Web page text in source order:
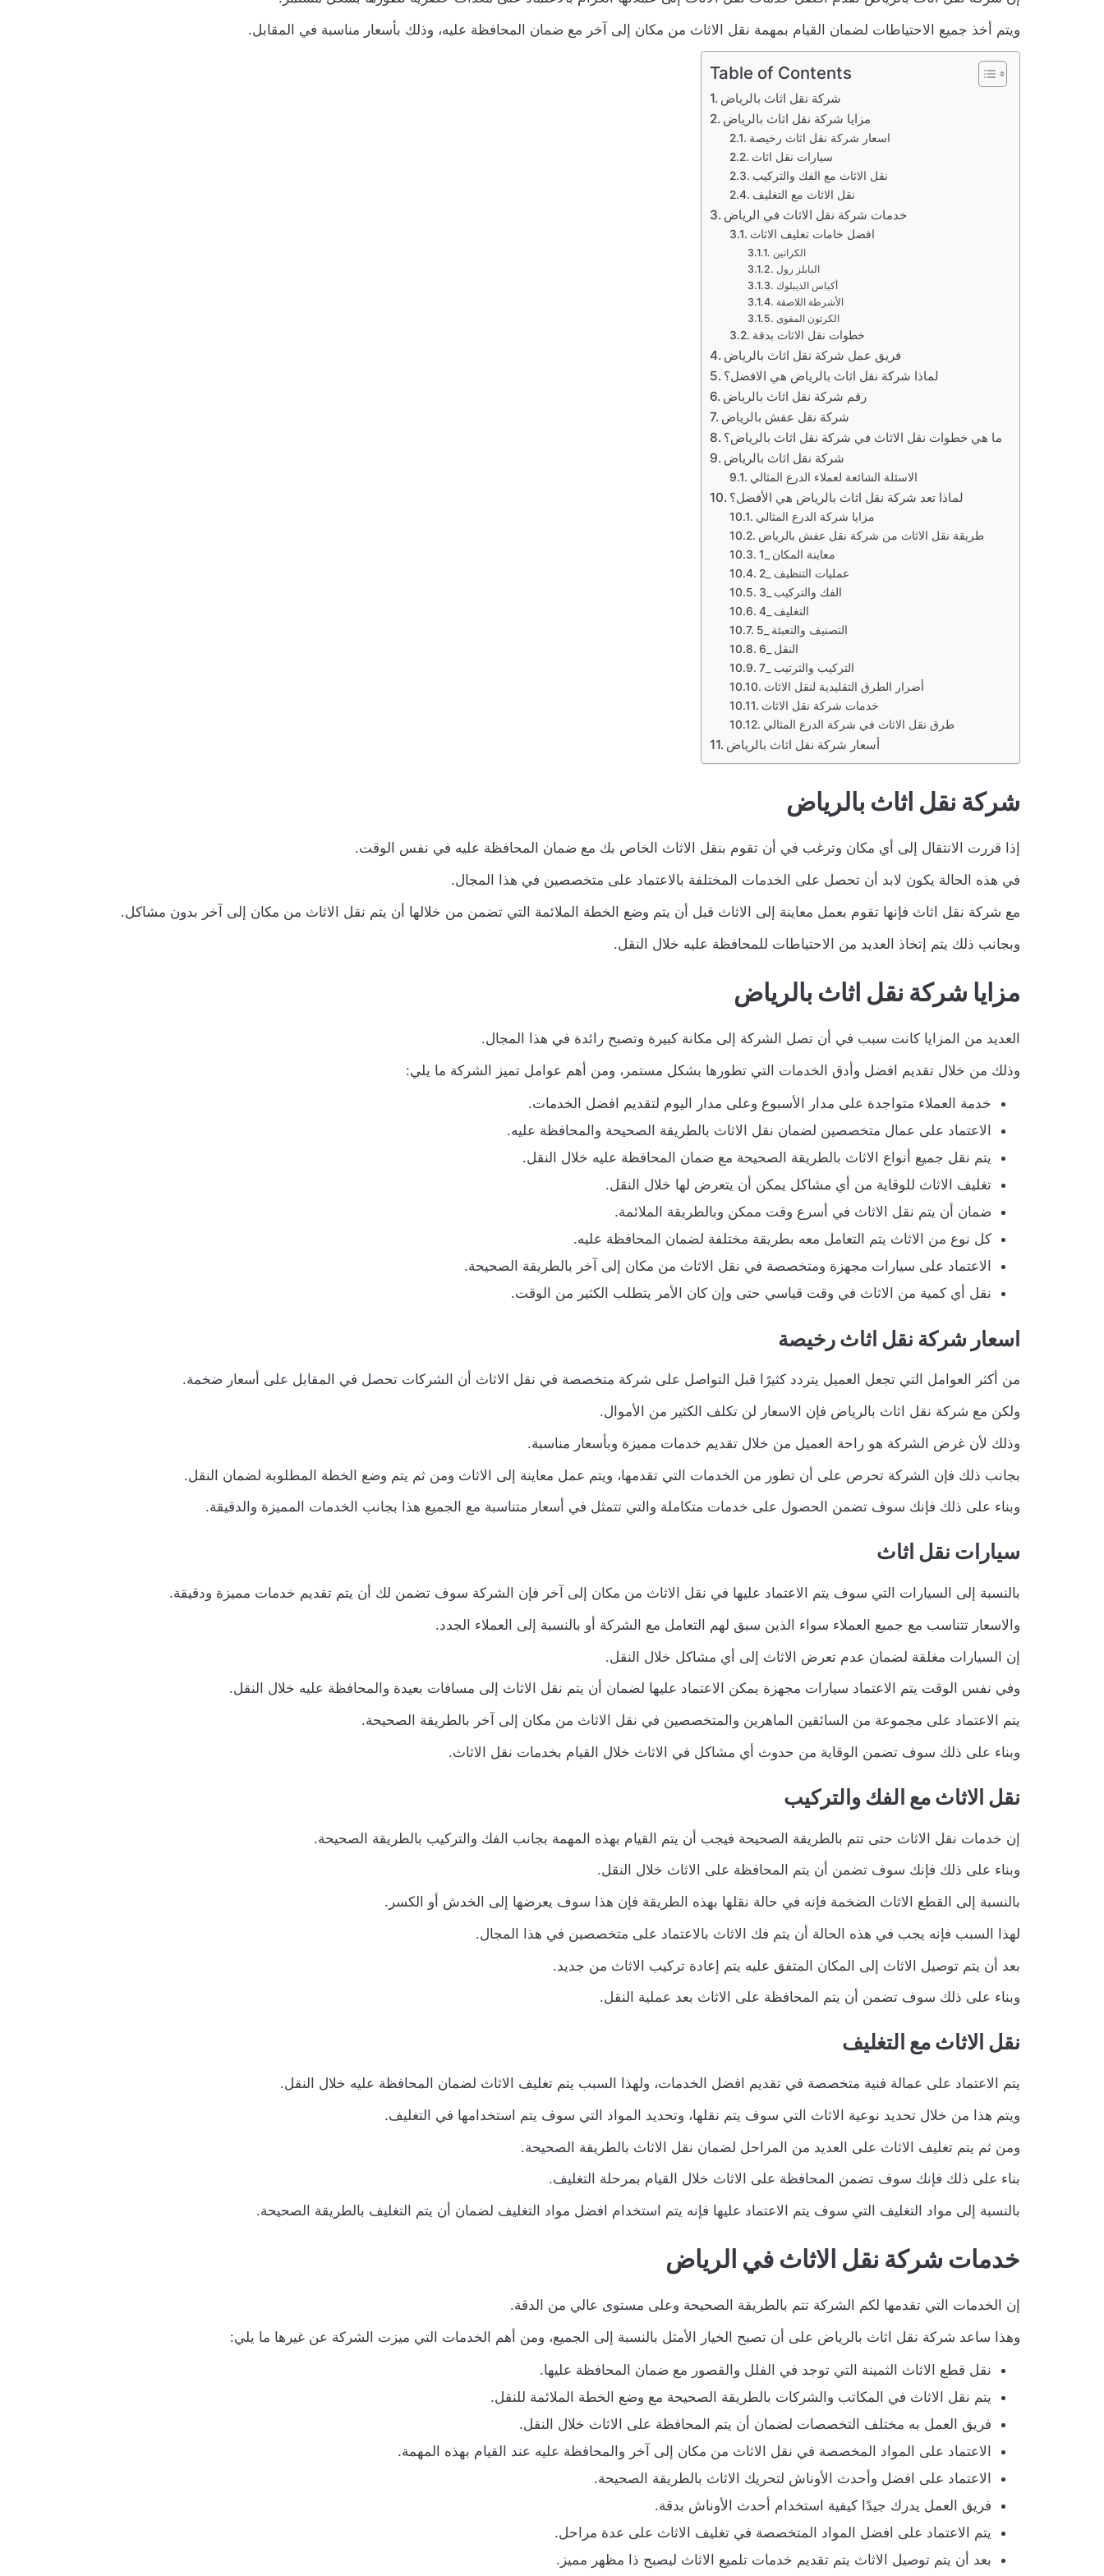
ويتم أخذ جميع الاحتياطات لضمان القيام بمهمة نقل الاثاث من مكان إلى آخر مع ضمان المحافظة عليه، وذلك بأسعار مناسبة في المقابل.
Table of Contents
شركة نقل اثاث بالرياض
مزايا شركة نقل اثاث بالرياض
اسعار شركة نقل اثاث رخيصة
سيارات نقل اثاث
نقل الاثاث مع الفك والتركيب
نقل الاثاث مع التغليف
خدمات شركة نقل الاثاث في الرياض
افضل خامات تغليف الاثاث
الكراتين
البابلز رول
أكياس الذيبلوك
الأشرطة اللاصقة
الكرتون المقوى
فريق عمل شركة نقل اثاث بالرياض
لماذا شركة نقل اثاث بالرياض هي الافضل؟
رقم شركة نقل اثاث بالرياض
شركة نقل عفش بالرياض
ما هي خطوات نقل الاثاث في شركة نقل اثاث بالرياض؟
شركة نقل اثاث بالرياض
الاسئلة الشائعة لعملاء الدرع المثالي
لماذا تعد شركة نقل اثاث بالرياض هي الأفضل؟
مزايا شركة الدرع المثالي
طريقة نقل الاثاث من شركة نقل عفش بالرياض
1_ معاينة المكان
2_ عمليات التنظيف
3_ الفك والتركيب
4_ التغليف
5_ التصنيف والتعبئة
6_ النقل
7_ التركيب والترتيب
أضرار الطرق التقليدية لنقل الاثاث
طرق نقل الاثاث في شركة الدرع المثالي
أسعار شركة نقل اثاث بالرياض
شركة نقل اثاث بالرياض
إذا قررت الانتقال إلى أي مكان وترغب في أن تقوم بنقل الاثاث الخاص بك مع ضمان المحافظة عليه في نفس الوقت.
في هذه الحالة يكون لابد أن تحصل على الخدمات المختلفة بالاعتماد على متخصصين في هذا المجال.
مع شركة نقل اثاث فإنها تقوم بعمل معاينة إلى الاثاث قبل أن يتم وضع الخطة الملائمة التي تضمن من خلالها أن يتم نقل الاثاث من مكان إلى آخر بدون مشاكل.
وبجانب ذلك يتم إتخاذ العديد من الاحتياطات للمحافظة عليه خلال النقل.
مزايا شركة نقل اثاث بالرياض
العديد من المزايا كانت سبب في أن تصل الشركة إلى مكانة كبيرة وتصبح رائدة في هذا المجال.
وذلك من خلال تقديم افضل وأدق الخدمات التي تطورها بشكل مستمر، ومن أهم عوامل تميز الشركة ما يلي:
خدمة العملاء متواجدة على مدار الأسبوع وعلى مدار اليوم لتقديم افضل الخدمات.
الاعتماد على عمال متخصصين لضمان نقل الاثاث بالطريقة الصحيحة والمحافظة عليه.
يتم نقل جميع أنواع الاثاث بالطريقة الصحيحة مع ضمان المحافظة عليه خلال النقل.
تغليف الاثاث للوقاية من أي مشاكل يمكن أن يتعرض لها خلال النقل.
ضمان أن يتم نقل الاثاث في أسرع وقت ممكن وبالطريقة الملائمة.
كل نوع من الاثاث يتم التعامل معه بطريقة مختلفة لضمان المحافظة عليه.
الاعتماد على سيارات مجهزة ومتخصصة في نقل الاثاث من مكان إلى آخر بالطريقة الصحيحة.
نقل أي كمية من الاثاث في وقت قياسي حتى وإن كان الأمر يتطلب الكثير من الوقت.
اسعار شركة نقل اثاث رخيصة
من أكثر العوامل التي تجعل العميل يتردد كثيرًا قبل التواصل على شركة متخصصة في نقل الاثاث أن الشركات تحصل في المقابل على أسعار ضخمة.
ولكن مع شركة نقل اثاث بالرياض فإن الاسعار لن تكلف الكثير من الأموال.
وذلك لأن غرض الشركة هو راحة العميل من خلال تقديم خدمات مميزة وبأسعار مناسبة.
بجانب ذلك فإن الشركة تحرص على أن تطور من الخدمات التي تقدمها، ويتم عمل معاينة إلى الاثاث ومن ثم يتم وضع الخطة المطلوبة لضمان النقل.
وبناء على ذلك فإنك سوف تضمن الحصول على خدمات متكاملة والتي تتمثل في أسعار متناسبة مع الجميع هذا بجانب الخدمات المميزة والدقيقة.
سيارات نقل اثاث
بالنسبة إلى السيارات التي سوف يتم الاعتماد عليها في نقل الاثاث من مكان إلى آخر فإن الشركة سوف تضمن لك أن يتم تقديم خدمات مميزة ودقيقة.
والاسعار تتناسب مع جميع العملاء سواء الذين سبق لهم التعامل مع الشركة أو بالنسبة إلى العملاء الجدد.
إن السيارات مغلقة لضمان عدم تعرض الاثاث إلى أي مشاكل خلال النقل.
وفي نفس الوقت يتم الاعتماد سيارات مجهزة يمكن الاعتماد عليها لضمان أن يتم نقل الاثاث إلى مسافات بعيدة والمحافظة عليه خلال النقل.
يتم الاعتماد على مجموعة من السائقين الماهرين والمتخصصين في نقل الاثاث من مكان إلى آخر بالطريقة الصحيحة.
وبناء على ذلك سوف تضمن الوقاية من حدوث أي مشاكل في الاثاث خلال القيام بخدمات نقل الاثاث.
نقل الاثاث مع الفك والتركيب
إن خدمات نقل الاثاث حتى تتم بالطريقة الصحيحة فيجب أن يتم القيام بهذه المهمة بجانب الفك والتركيب بالطريقة الصحيحة.
وبناء على ذلك فإنك سوف تضمن أن يتم المحافظة على الاثاث خلال النقل.
بالنسبة إلى القطع الاثاث الضخمة فإنه في حالة نقلها بهذه الطريقة فإن هذا سوف يعرضها إلى الخدش أو الكسر.
لهذا السبب فإنه يجب في هذه الحالة أن يتم فك الاثاث بالاعتماد على متخصصين في هذا المجال.
بعد أن يتم توصيل الاثاث إلى المكان المتفق عليه يتم إعادة تركيب الاثاث من جديد.
وبناء على ذلك سوف تضمن أن يتم المحافظة على الاثاث بعد عملية النقل.
نقل الاثاث مع التغليف
يتم الاعتماد على عمالة فنية متخصصة في تقديم افضل الخدمات، ولهذا السبب يتم تغليف الاثاث لضمان المحافظة عليه خلال النقل.
ويتم هذا من خلال تحديد نوعية الاثاث التي سوف يتم نقلها، وتحديد المواد التي سوف يتم استخدامها في التغليف.
ومن ثم يتم تغليف الاثاث على العديد من المراحل لضمان نقل الاثاث بالطريقة الصحيحة.
بناء على ذلك فإنك سوف تضمن المحافظة على الاثاث خلال القيام بمرحلة التغليف.
بالنسبة إلى مواد التغليف التي سوف يتم الاعتماد عليها فإنه يتم استخدام افضل مواد التغليف لضمان أن يتم التغليف بالطريقة الصحيحة.
خدمات شركة نقل الاثاث في الرياض
إن الخدمات التي تقدمها لكم الشركة تتم بالطريقة الصحيحة وعلى مستوى عالي من الدقة.
وهذا ساعد شركة نقل اثاث بالرياض على أن تصبح الخيار الأمثل بالنسبة إلى الجميع، ومن أهم الخدمات التي ميزت الشركة عن غيرها ما يلي:
نقل قطع الاثاث الثمينة التي توجد في الفلل والقصور مع ضمان المحافظة عليها.
يتم نقل الاثاث في المكاتب والشركات بالطريقة الصحيحة مع وضع الخطة الملائمة للنقل.
فريق العمل به مختلف التخصصات لضمان أن يتم المحافظة على الاثاث خلال النقل.
الاعتماد على المواد المخصصة في نقل الاثاث من مكان إلى آخر والمحافظة عليه عند القيام بهذه المهمة.
الاعتماد على افضل وأحدث الأوناش لتحريك الاثاث بالطريقة الصحيحة.
فريق العمل يدرك جيدًا كيفية استخدام أحدث الأوناش بدقة.
يتم الاعتماد على افضل المواد المتخصصة في تغليف الاثاث على عدة مراحل.
بعد أن يتم توصيل الاثاث يتم تقديم خدمات تلميع الاثاث ليصبح ذا مظهر مميز.